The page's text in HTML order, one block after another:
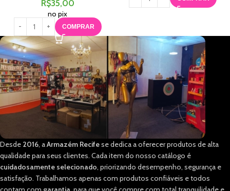
R$35,00
no pix
COMPRAR
Desde 2016, aArmazém Recifese dedica a oferecer produtos de alta
qualidade para seus clientes. Cada item do nosso catálogo é
cuidadosamente selecionado, priorizando desempenho, segurança e
satisfação. Trabalhamos apenas com produtos confiáveis e todos